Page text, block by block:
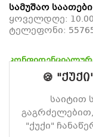
სამუშაო
ყოველდღე:
ტელეფონი:
დაბრუნების
მიწოდების
🍪
საიტით
"ქუქი"